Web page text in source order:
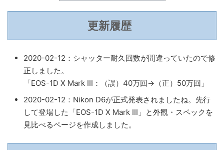
更新履歴
2020-02-12：シャッター耐久回数が間違っていたので修
正しました。
「EOS-1D X Mark III：（誤）40万回→（正）50万回」
2020-02-12：Nikon D6が正式発表されましたね。先行
して登場した「EOS-1D X Mark III」と外観・スペックを
見比べるページを作成しました。